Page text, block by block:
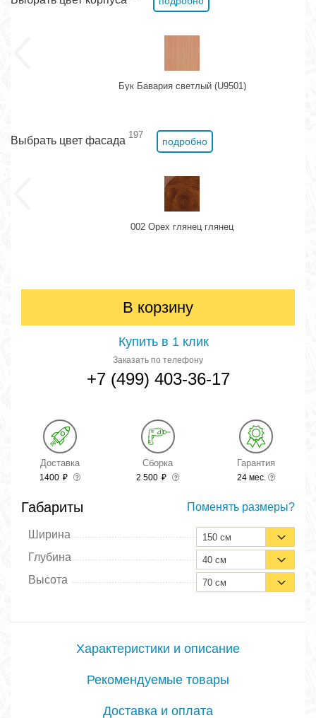
Бук Бавария светлый (U9501)
Выбрать цвет фасада 197
подробно
002 Орех глянец глянец
В корзину
Купить в 1 клик
Заказать по телефону
+7 (499) 403-36-17
Доставка
1400 ₽
Сборка
2 500 ₽
Гарантия
24 мес.
Габариты Поменять размеры?
Ширина 150 см
Глубина 40 см
Высота 70 см
Характеристики и описание
Рекомендуемые товары
Доставка и оплата